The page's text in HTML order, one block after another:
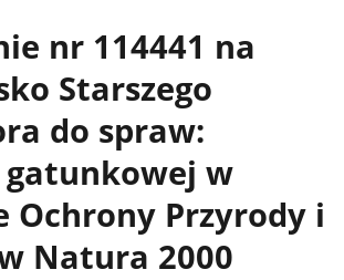
nr 114441 na
Starszego
do spraw:
w
Ochrony Przyrody i
Natura 2000